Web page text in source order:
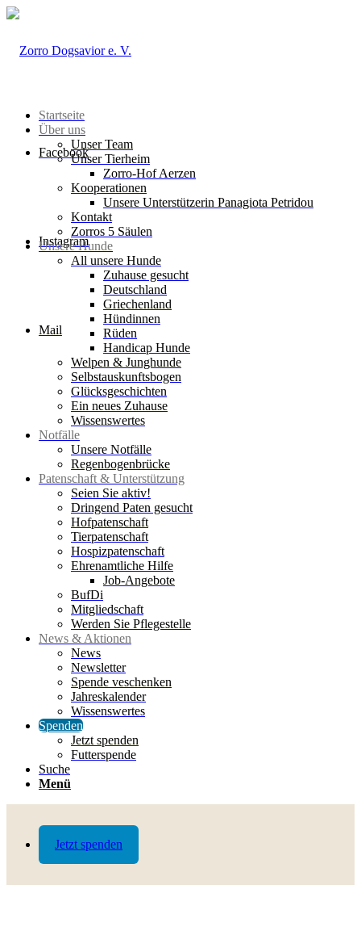
Jetzt spenden
Facebook
Instagram
Mail
Startseite
Über uns
Unser Team
Unser Tierheim
Zorro-Hof Aerzen
Kooperationen
Unsere Unterstützerin Panagiota Petridou
Kontakt
Zorros 5 Säulen
Unsere Hunde
All unsere Hunde
Zuhause gesucht
Deutschland
Griechenland
Hündinnen
Rüden
Handicap Hunde
Welpen & Junghunde
Selbstauskunftsbogen
Glücksgeschichten
Ein neues Zuhause
Wissenswertes
Notfälle
Unsere Notfälle
Regenbogenbrücke
Patenschaft & Unterstützung
Seien Sie aktiv!
Dringend Paten gesucht
Hofpatenschaft
Tierpatenschaft
Hospizpatenschaft
Ehrenamtliche Hilfe
Job-Angebote
BufDi
Mitgliedschaft
Werden Sie Pflegestelle
News & Aktionen
News
Newsletter
Spende veschenken
Jahreskalender
Wissenswertes
Spenden
Jetzt spenden
Futterspende
Suche
Menü